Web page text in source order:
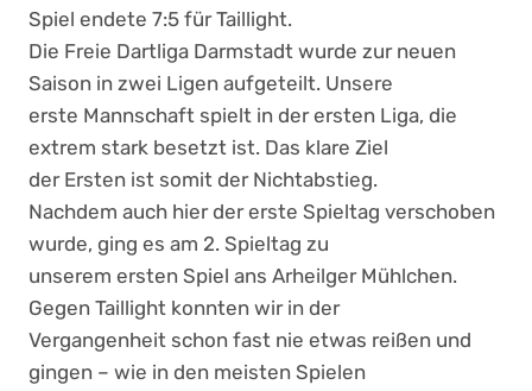
Spiel endete 7:5 für Taillight.
Die Freie Dartliga Darmstadt wurde zur neuen
Saison in zwei Ligen aufgeteilt. Unsere
erste Mannschaft spielt in der ersten Liga, die
extrem stark besetzt ist. Das klare Ziel
der Ersten ist somit der Nichtabstieg.
Nachdem auch hier der erste Spieltag verschoben
wurde, ging es am 2. Spieltag zu
unserem ersten Spiel ans Arheilger Mühlchen.
Gegen Taillight konnten wir in der
Vergangenheit schon fast nie etwas reißen und
gingen – wie in den meisten Spielen